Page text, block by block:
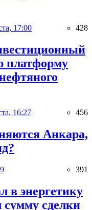
17:00 428
платформу
16:27 456
Анкара,
391
в энергетику
сделки